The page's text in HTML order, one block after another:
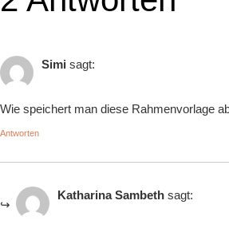
Simi sagt:
Wie speichert man diese Rahmenvorlage
Antworten
Katharina Sambeth sagt: